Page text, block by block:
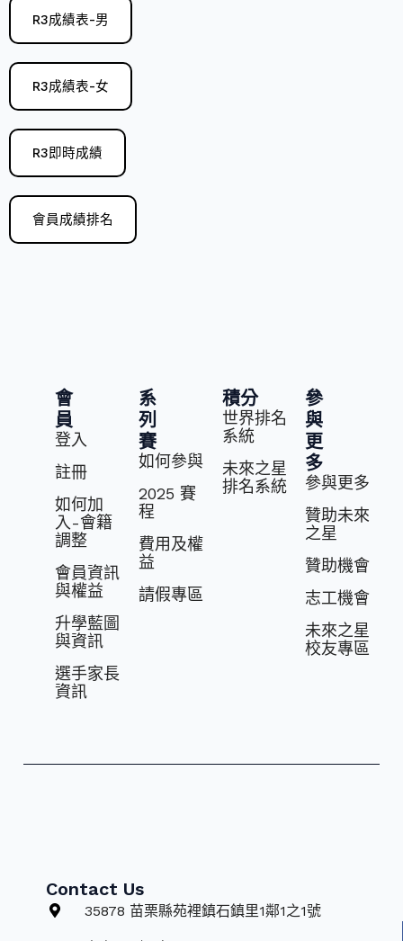
R3成績表-男
R3成績表-女
R3即時成績
會員成績排名
會
員
登入
註冊
如何加
入-會籍
調整
會員資訊
與權益
升學藍圖
與資訊
選⼿家長
資訊
系
列
賽
如何參與
2025 賽
程
費⽤及權
益
請假專區
積分
世界排名
系統
未來之星
排名系統
參
與
更
多
參與更多
贊助未來
之星
贊助機會
志⼯機會
未來之星
校友專區
Contact Us
35878 苗栗縣苑裡鎮石鎮里1鄰1之1號